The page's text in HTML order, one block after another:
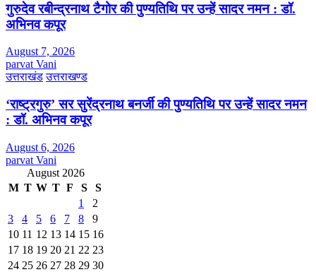
गुरुदेव रबीन्द्रनाथ टैगोर की पुण्यतिथि पर उन्हें सादर नमन : डॉ.
अभिनव कपूर
August 7, 2026
parvat Vani
उत्तराखंड उत्तराखण्ड
‘राष्ट्रगुरु’ सर सुरेंद्रनाथ बनर्जी की पुण्यतिथि पर उन्हें सादर नमन
: डॉ. अभिनव कपूर
August 6, 2026
parvat Vani
August 2026
M T W T F S
S
1
2
3
4 5 6 7 8
9
10 11 12 13 14 15 16
17 18 19 20 21 22 23
24 25 26 27 28 29 30